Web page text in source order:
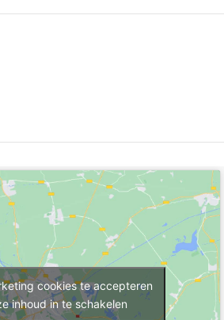
cookies te accepteren
inhoud in te schakelen